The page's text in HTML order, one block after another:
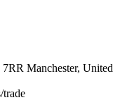
Manchester, United
trade